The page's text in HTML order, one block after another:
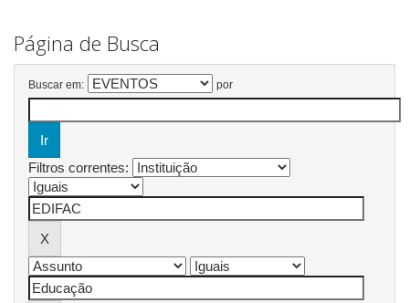
Página de Busca
Buscar em: por
Filtros correntes: